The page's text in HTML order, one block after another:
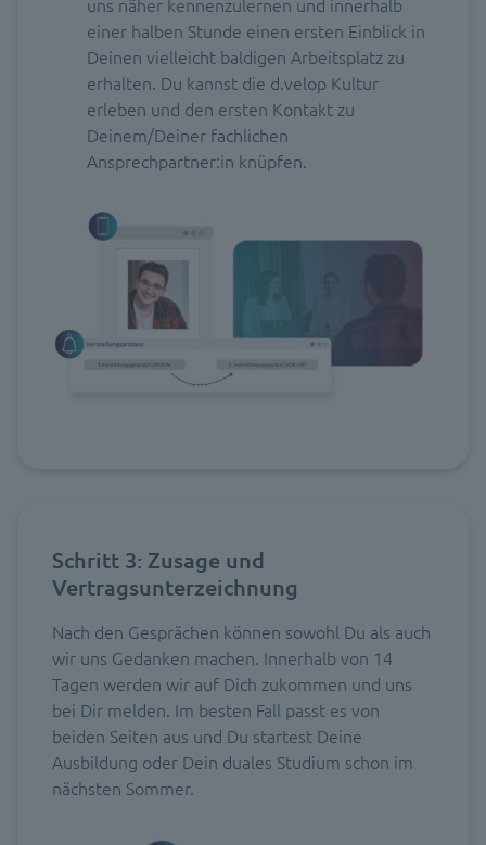
einer halben Stunde einen ersten Einblick in
Deinen vielleicht baldigen Arbeitsplatz zu
erhalten. Du kannst die d.velop Kultur
erleben und den ersten Kontakt zu
Deinem/Deiner fachlichen
Ansprechpartner:in knüpfen.
Schritt 3: Zusage und
Vertragsunterzeichnung
Nach den Gesprächen können sowohl Du als auch
wir uns Gedanken machen. Innerhalb von 14
Tagen werden wir auf Dich zukommen und uns
bei Dir melden. Im besten Fall passt es von
beiden Seiten aus und Du startest Deine
Ausbildung oder Dein duales Studium schon im
nächsten Sommer.